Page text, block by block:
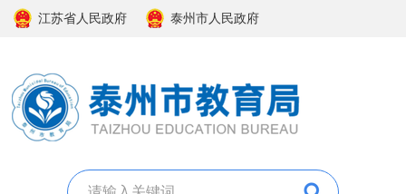
江苏省人民政府 泰州市人民政府